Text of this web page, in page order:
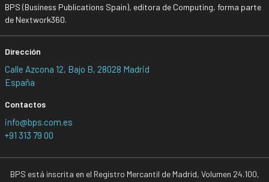
BPS (Business Publications Spain), editora de Computing, forma parte
de Nextwork360.
Dirección
Calle Azcona 12, Bajo B, 28028 Madrid
España
Contactos
info@bps.com.es
+91 313 79 00
BPS está inscrita en el Registro Mercantil de Madrid, Volumen 24.100,